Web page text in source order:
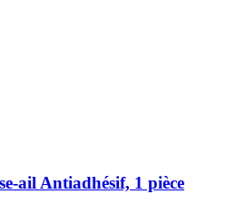
​ail Antiadhésif, 1 pièce